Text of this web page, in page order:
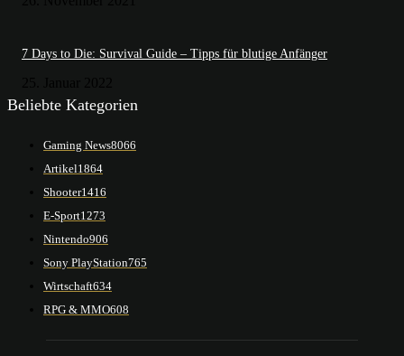
7 Days to Die: Survival Guide – Tipps für blutige Anfänger
Beliebte Kategorien
Gaming News8066
Artikel1864
Shooter1416
E-Sport1273
Nintendo906
Sony PlayStation765
Wirtschaft634
RPG & MMO608